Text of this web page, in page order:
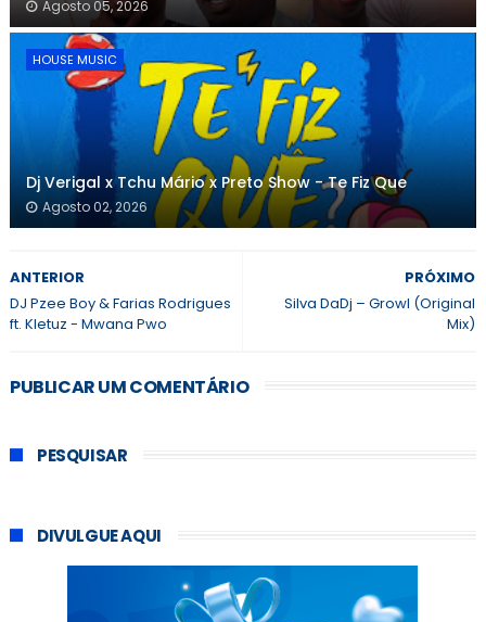
Agosto 05, 2026
HOUSE MUSIC
Dj Verigal x Tchu Mário x Preto Show - Te Fiz Que
Agosto 02, 2026
PRÓXIMO
Silva DaDj – Growl (Original
Mix)
ANTERIOR
DJ Pzee Boy & Farias Rodrigues
ft. Kletuz - Mwana Pwo
PUBLICAR UM COMENTÁRIO
PESQUISAR
DIVULGUE AQUI